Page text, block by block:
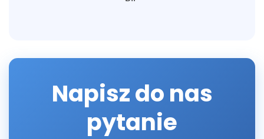
Napisz do nas
pytanie